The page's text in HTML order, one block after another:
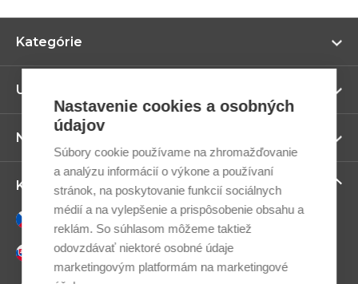
Kategórie
Užitočné odkazy
Newsletter
Kontaktujte nás
Česky
Slovensky
Nastavenie cookies a osobných
údajov
Súbory cookie používame na zhromažďovanie
a analýzu informácií o výkone a používaní
stránok, na poskytovanie funkcií sociálnych
médií a na vylepšenie a prispôsobenie obsahu a
reklám. So súhlasom môžeme taktiež
odovzdávať niektoré osobné údaje
marketingovým platformám na marketingové